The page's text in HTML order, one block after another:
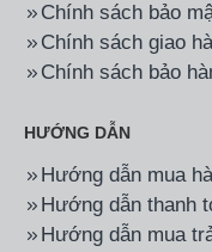
Chính sách bảo
Chính sách giao
Chính sách bảo
HƯỚNG DẪN
Hướng dẫn mua
Hướng dẫn thanh
Hướng dẫn mua